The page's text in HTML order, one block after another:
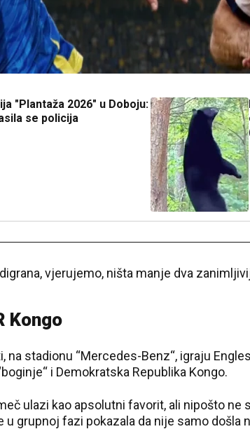
"Plantaža 2026" u Doboju:
se policija
vjerujemo, ništa manje dva
Kongo
na stadionu “Mercedes-Benz“, igraju
i Demokratska Republika Kongo.
ulazi kao apsolutni favorit, ali nipošto
u grupnoj fazi pokazala da nije samo došla